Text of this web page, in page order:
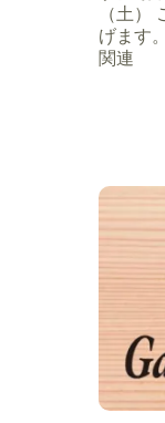
（土
げます
関連